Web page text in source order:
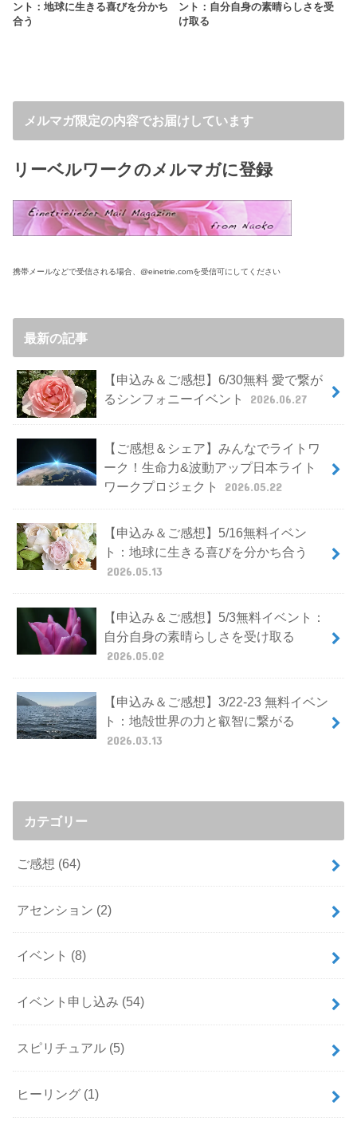
ント：地球に生きる喜びを分かち
合う
ント：自分自身の素晴らしさを受
け取る
メルマガ限定の内容でお届けしています
リーベルワークのメルマガに登録
携帯メールなどで受信される場合、@einetrie.comを受信可にしてください
最新の記事
【申込み＆ご感想】6/30無料 愛で繋が
るシンフォニーイベント
2026.06.27
【ご感想＆シェア】みんなでライトワ
ーク！生命力&波動アップ日本ライト
ワークプロジェクト
2026.05.22
【申込み＆ご感想】5/16無料イベン
ト：地球に生きる喜びを分かち合う
2026.05.13
【申込み＆ご感想】5/3無料イベント：
自分自身の素晴らしさを受け取る
2026.05.02
【申込み＆ご感想】3/22-23 無料イベン
ト：地殻世界の力と叡智に繋がる
2026.03.13
カテゴリー
ご感想 (64)
アセンション (2)
イベント (8)
イベント申し込み (54)
スピリチュアル (5)
ヒーリング (1)